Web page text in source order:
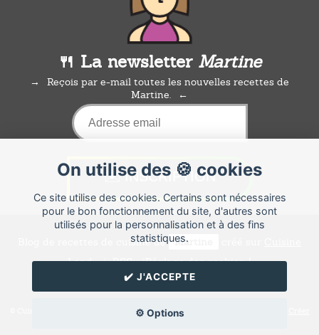
On utilise des 🍪 cookies
Ce site utilise des cookies. Certains sont nécessaires
pour le bon fonctionnement du site, d'autres sont
utilisés pour la personnalisation et à des fins
statistiques.
✔️ J'ACCEPTE
⚙️ Options
🍴 La newsletter Martine
Reçois par e-mail toutes les nouvelles recettes de
Martine.
Blog de recettes de cuisine de Martine
Land ⁄ RSS ⁄Réglage des cookies/
✉️ Contacter Martine
© Cuisine.land : La plateforme de blog spécialisée dans les blogs culinaires.
un blog de cuisine